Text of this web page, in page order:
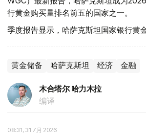
行黄金购买量排名前五的国家之一。
季度报告显示，哈萨克斯坦国家银行黄
黄金储备 哈萨克斯坦 经济 金融
木合塔尔 哈力木拉
编译
08:31, 31 7月 2026